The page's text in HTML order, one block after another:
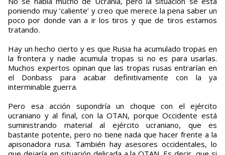
poniendo muy ‘caliente’ y creo que merece la pena saber un
poco por donde van a ir los tiros y que de tiros estamos
tratando.
Hay un hecho cierto y es que Rusia ha acumulado tropas en
la frontera y nadie acumula tropas si no es para usarlas.
Muchos expertos opinan que las tropas rusas entrarían en
el Donbass para acabar definitivamente con la ya
interminable guerra.
Pero esa acción supondría un choque con el ejército
ucraniano y al final, con la OTAN, porque Occidente está
suministrando material al ejército ucraniano, que es
bastante potente, pero no tiene nada que hacer frente a la
apisonadora rusa. También hay asesores occidentales, lo